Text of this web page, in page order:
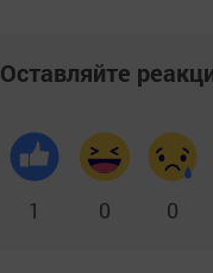
Оставляйте
1 0 0